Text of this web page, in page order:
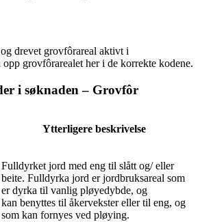
drevet grovfôrareal aktivt i
opp grovfôrarealet her i de korrekte kodene.
i søknaden – Grovfôr
Ytterligere beskrivelse
Fulldyrket jord med eng til slått og/ eller
beite. Fulldyrka jord er jordbruksareal som
er dyrka til vanlig pløyedybde, og
kan benyttes til åkervekster eller til eng, og
som kan fornyes ved pløying.